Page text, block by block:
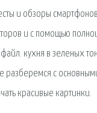
и обзоры
и с помощью
кухня в зеленых
разберемся с
красивые картинки.